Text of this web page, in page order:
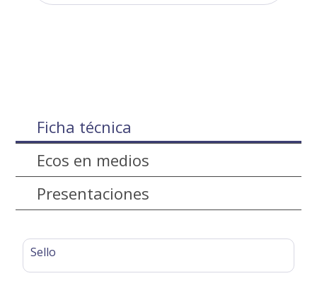
Ficha técnica
Ecos en medios
Presentaciones
Sello